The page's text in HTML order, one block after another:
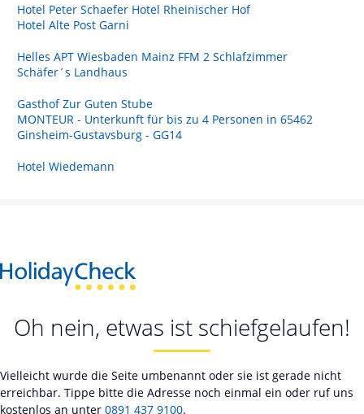
Hotel Peter Schaefer Hotel Rheinischer Hof
Hotel Alte Post Garni
Helles APT Wiesbaden Mainz FFM 2 Schlafzimmer
Schäfer´s Landhaus
Gasthof Zur Guten Stube
MONTEUR - Unterkunft für bis zu 4 Personen in 65462
Ginsheim-Gustavsburg - GG14
Hotel Wiedemann
Oh nein, etwas ist schiefgelaufen!
Vielleicht wurde die Seite umbenannt oder sie ist gerade nicht
erreichbar. Tippe bitte die Adresse noch einmal ein oder ruf uns
kostenlos an unter 0891 437 9100.